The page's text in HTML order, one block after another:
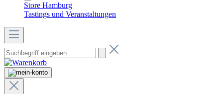
Store Hamburg
Tastings und Veranstaltungen